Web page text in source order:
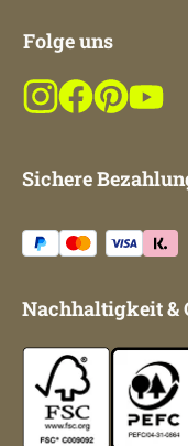
Folge uns
Sichere
Nachhaltigkeit &